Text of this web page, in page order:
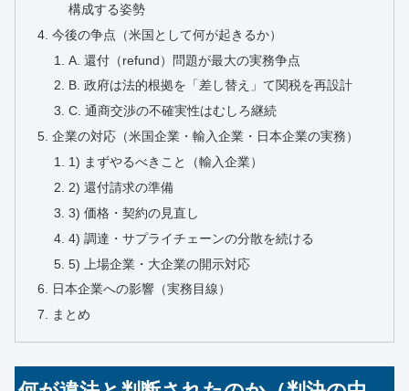
構成する姿勢
今後の争点（米国として何が起きるか）
A. 還付（refund）問題が最大の実務争点
B. 政府は法的根拠を「差し替え」て関税を再設計
C. 通商交渉の不確実性はむしろ継続
企業の対応（米国企業・輸入企業・日本企業の実務）
1) まずやるべきこと（輸入企業）
2) 還付請求の準備
3) 価格・契約の見直し
4) 調達・サプライチェーンの分散を続ける
5) 上場企業・大企業の開示対応
日本企業への影響（実務目線）
まとめ